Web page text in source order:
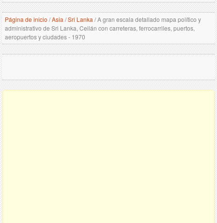
Página de inicio /Asia /Sri Lanka /A gran escala detallado mapa político y
administrativo de Sri Lanka, Ceilán con carreteras, ferrocarriles, puertos,
aeropuertos y ciudades - 1970